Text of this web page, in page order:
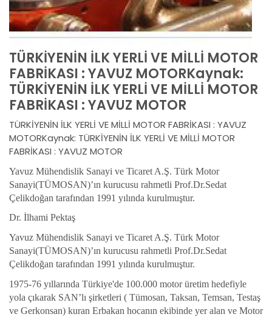
TÜRKİYENİN İLK YERLİ VE MİLLİ MOTOR
FABRİKASI : YAVUZ MOTORKaynak:
TÜRKİYENİN İLK YERLİ VE MİLLİ MOTOR
FABRİKASI : YAVUZ MOTOR
TÜRKİYENİN İLK YERLİ VE MİLLİ MOTOR FABRİKASI : YAVUZ
MOTORKaynak: TÜRKİYENİN İLK YERLİ VE MİLLİ MOTOR
FABRİKASI : YAVUZ MOTOR
Yavuz Mühendislik Sanayi ve Ticaret A.Ş. Türk Motor
Sanayi(TÜMOSAN)’ın kurucusu rahmetli Prof.Dr.Sedat
Çelikdoğan tarafından 1991 yılında kurulmuştur.
Dr. İlhami Pektaş
Yavuz Mühendislik Sanayi ve Ticaret A.Ş. Türk Motor
Sanayi(TÜMOSAN)’ın kurucusu rahmetli Prof.Dr.Sedat
Çelikdoğan tarafından 1991 yılında kurulmuştur.
1975-76 yıllarında Türkiye'de 100.000 motor üretim hedefiyle
yola çıkarak SAN’lı şirketleri ( Tümosan, Taksan, Temsan, Testaş
ve Gerkonsan) kuran Erbakan hocanın ekibinde yer alan ve Motor